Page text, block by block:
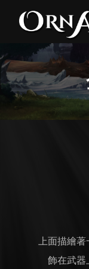
上面描繪著
飾在武器